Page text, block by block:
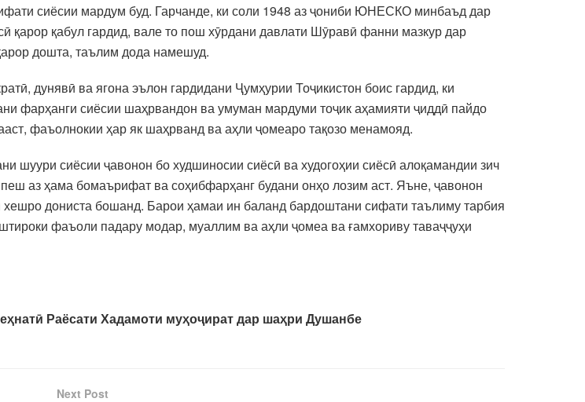
сиёсии мардум буд. Гарчанде, ки соли 1948 аз ҷониби ЮНЕСКО минбаъд дар
қабул гардид, вале то пош хӯрдани давлати Шӯравӣ фанни мазкур дар
дошта, таълим дода намешуд.
дунявӣ ва ягона эълон гардидани Ҷумҳурии Тоҷикистон боис гардид, ки
фарҳанги сиёсии шаҳрвандон ва умуман мардуми тоҷик аҳамияти ҷиддӣ пайдо
фаъолнокии ҳар як шаҳрванд ва аҳли ҷомеаро тақозо менамояд.
шуури сиёсии ҷавонон бо худшиносии сиёсӣ ва худогоҳии сиёсӣ алоқамандии зич
аз ҳама бомаърифат ва соҳибфарҳанг будани онҳо лозим аст. Яъне, ҷавонон
дониста бошанд. Барои ҳамаи ин баланд бардоштани сифати таълиму тарбия
фаъоли падару модар, муаллим ва аҳли ҷомеа ва ғамхориву таваҷҷуҳи
Раёсати Хадамоти муҳоҷират дар шаҳри Душанбе
Next Post